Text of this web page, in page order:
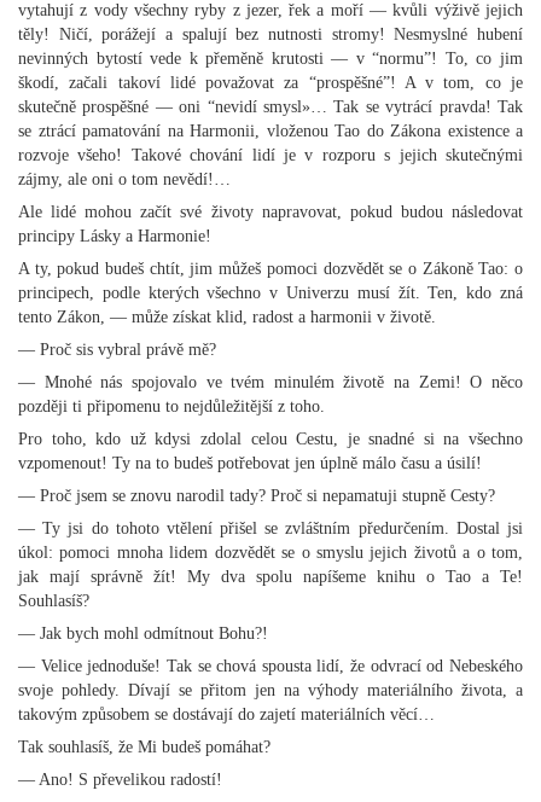
vytahují z vody všechny ryby z jezer, řek a moří — kvůli výživě jejich
těly! Ničí, porážejí a spalují bez nutnosti stromy! Nesmyslné hubení
nevinných bytostí vede k přeměně krutosti — v “normu”! To, co jim
škodí, začali takoví lidé považovat za “prospěšné”! A v tom, co je
skutečně prospěšné — oni “nevidí smysl»… Tak se vytrácí pravda! Tak
se ztrácí pamatování na Harmonii, vloženou Tao do Zákona existence a
rozvoje všeho! Takové chování lidí je v rozporu s jejich skutečnými
zájmy, ale oni o tom nevědí!…
Ale lidé mohou začít své životy napravovat, pokud budou následovat
principy Lásky a Harmonie!
A ty, pokud budeš chtít, jim můžeš pomoci dozvědět se o Zákoně Tao: o
principech, podle kterých všechno v Univerzu musí žít. Ten, kdo zná
tento Zákon, — může získat klid, radost a harmonii v životě.
— Proč sis vybral právě mě?
— Mnohé nás spojovalo ve tvém minulém životě na Zemi! O něco
později ti připomenu to nejdůležitější z toho.
Pro toho, kdo už kdysi zdolal celou Cestu, je snadné si na všechno
vzpomenout! Ty na to budeš potřebovat jen úplně málo času a úsilí!
— Proč jsem se znovu narodil tady? Proč si nepamatuji stupně Cesty?
— Ty jsi do tohoto vtělení přišel se zvláštním předurčením. Dostal jsi
úkol: pomoci mnoha lidem dozvědět se o smyslu jejich životů a o tom,
jak mají správně žít! My dva spolu napíšeme knihu o Tao a Te!
Souhlasíš?
— Jak bych mohl odmítnout Bohu?!
— Velice jednoduše! Tak se chová spousta lidí, že odvrací od Nebeského
svoje pohledy. Dívají se přitom jen na výhody materiálního života, a
takovým způsobem se dostávají do zajetí materiálních věcí…
Tak souhlasíš, že Mi budeš pomáhat?
— Ano! S převelikou radostí!